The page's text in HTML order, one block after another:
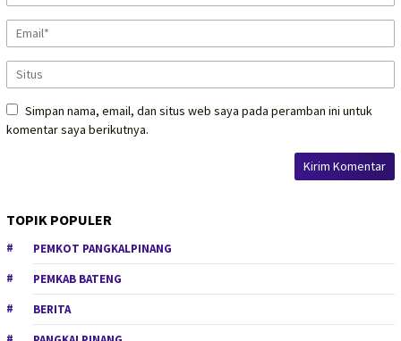
Simpan nama, email, dan situs web saya pada peramban ini untuk
komentar saya berikutnya.
TOPIK POPULER
PEMKOT PANGKALPINANG
PEMKAB BATENG
BERITA